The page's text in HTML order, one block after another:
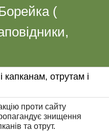
(
капканам, отрутам і
проти сайту
знищення
та отрут.